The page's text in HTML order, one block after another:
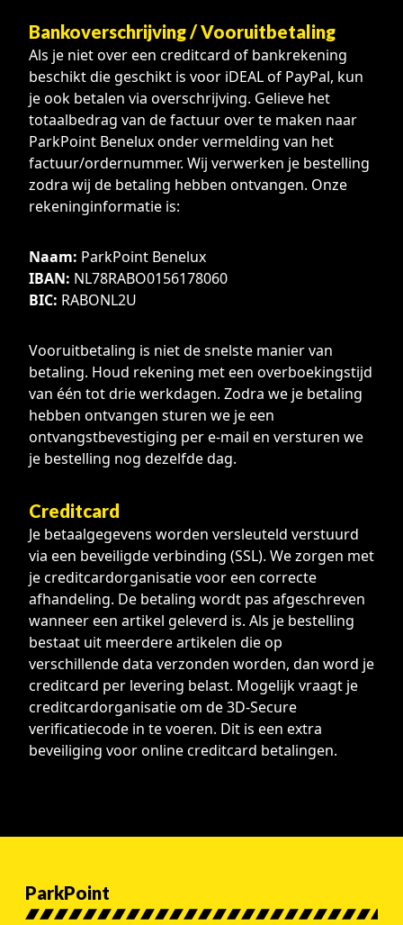
Bankoverschrijving / Vooruitbetaling
Als je niet over een creditcard of bankrekening
beschikt die geschikt is voor iDEAL of PayPal, kun
je ook betalen via overschrijving. Gelieve het
totaalbedrag van de factuur over te maken naar
ParkPoint Benelux onder vermelding van het
factuur/ordernummer. Wij verwerken je bestelling
zodra wij de betaling hebben ontvangen. Onze
rekeninginformatie is:
Naam: ParkPoint Benelux
IBAN: NL78RABO0156178060
BIC: RABONL2U
Vooruitbetaling is niet de snelste manier van
betaling. Houd rekening met een overboekingstijd
van één tot drie werkdagen. Zodra we je betaling
hebben ontvangen sturen we je een
ontvangstbevestiging per e-mail en versturen we
je bestelling nog dezelfde dag.
Creditcard
Je betaalgegevens worden versleuteld verstuurd
via een beveiligde verbinding (SSL). We zorgen met
je creditcardorganisatie voor een correcte
afhandeling. De betaling wordt pas afgeschreven
wanneer een artikel geleverd is. Als je bestelling
bestaat uit meerdere artikelen die op
verschillende data verzonden worden, dan word je
creditcard per levering belast. Mogelijk vraagt je
creditcardorganisatie om de 3D-Secure
verificatiecode in te voeren. Dit is een extra
beveiliging voor online creditcard betalingen.
ParkPoint